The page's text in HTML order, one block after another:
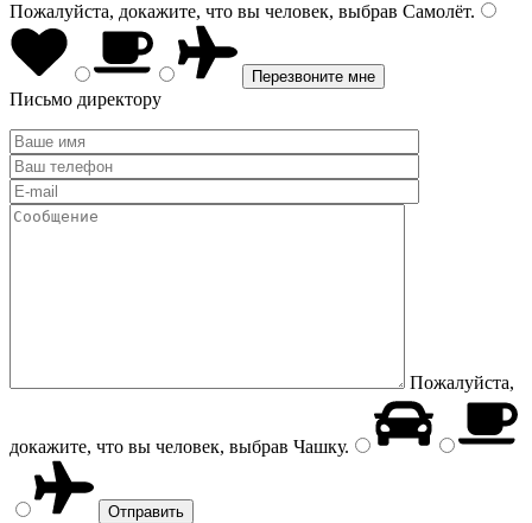
Пожалуйста, докажите, что вы человек, выбрав Самолёт.
Письмо директору
Пожалуйста,
докажите, что вы человек, выбрав Чашку.